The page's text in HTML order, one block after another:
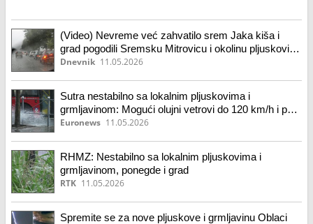
(Video) Nevreme već zahvatilo srem Jaka kiša i
grad pogodili Sremsku Mitrovicu i okolinu pljuskovi
se očekuje celoj u Vojvodini
Dnevnik 11.05.2026
Sutra nestabilno sa lokalnim pljuskovima i
grmljavinom: Mogući olujni vetrovi do 120 km/h i pad
temperature
Euronews 11.05.2026
RHMZ: Nestabilno sa lokalnim pljuskovima i
grmljavinom, ponegde i grad
RTK 11.05.2026
Spremite se za nove pljuskove i grmljavinu Oblaci